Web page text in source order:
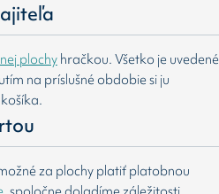
plochyhračkou. Všetko je uvedené
na príslušné obdobie si ju
za plochy platiť platobnou